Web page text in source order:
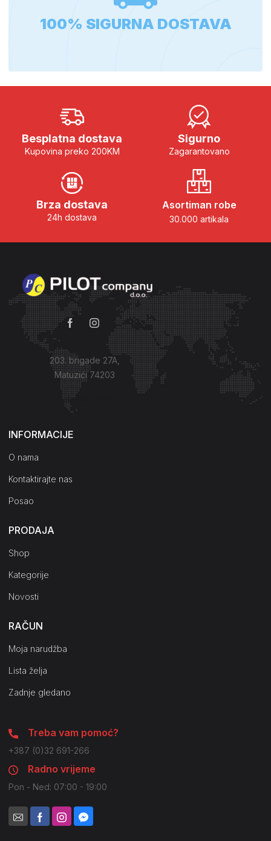
100% SIGURNA DOSTAVA
Besplatna dostava
Kupovina preko 200KM
Sigurno
Zagarantovano
Brza dostava
24h dostava
Asortiman robe
30.000 artikala
203. brigade 27A,
Matuzići 74203
Kako do nas?
INFORMACIJE
O nama
Kontaktirajte nas
Posao
PRODAJA
Shop
Kategorije
Novosti
RAČUN
Moja narudžba
Lista želja
Zadnje gledano
Treba vam pomoć?
+387 (0)32 691-266
Radno vrijeme
Pon - Ned: 07:00 - 19:00